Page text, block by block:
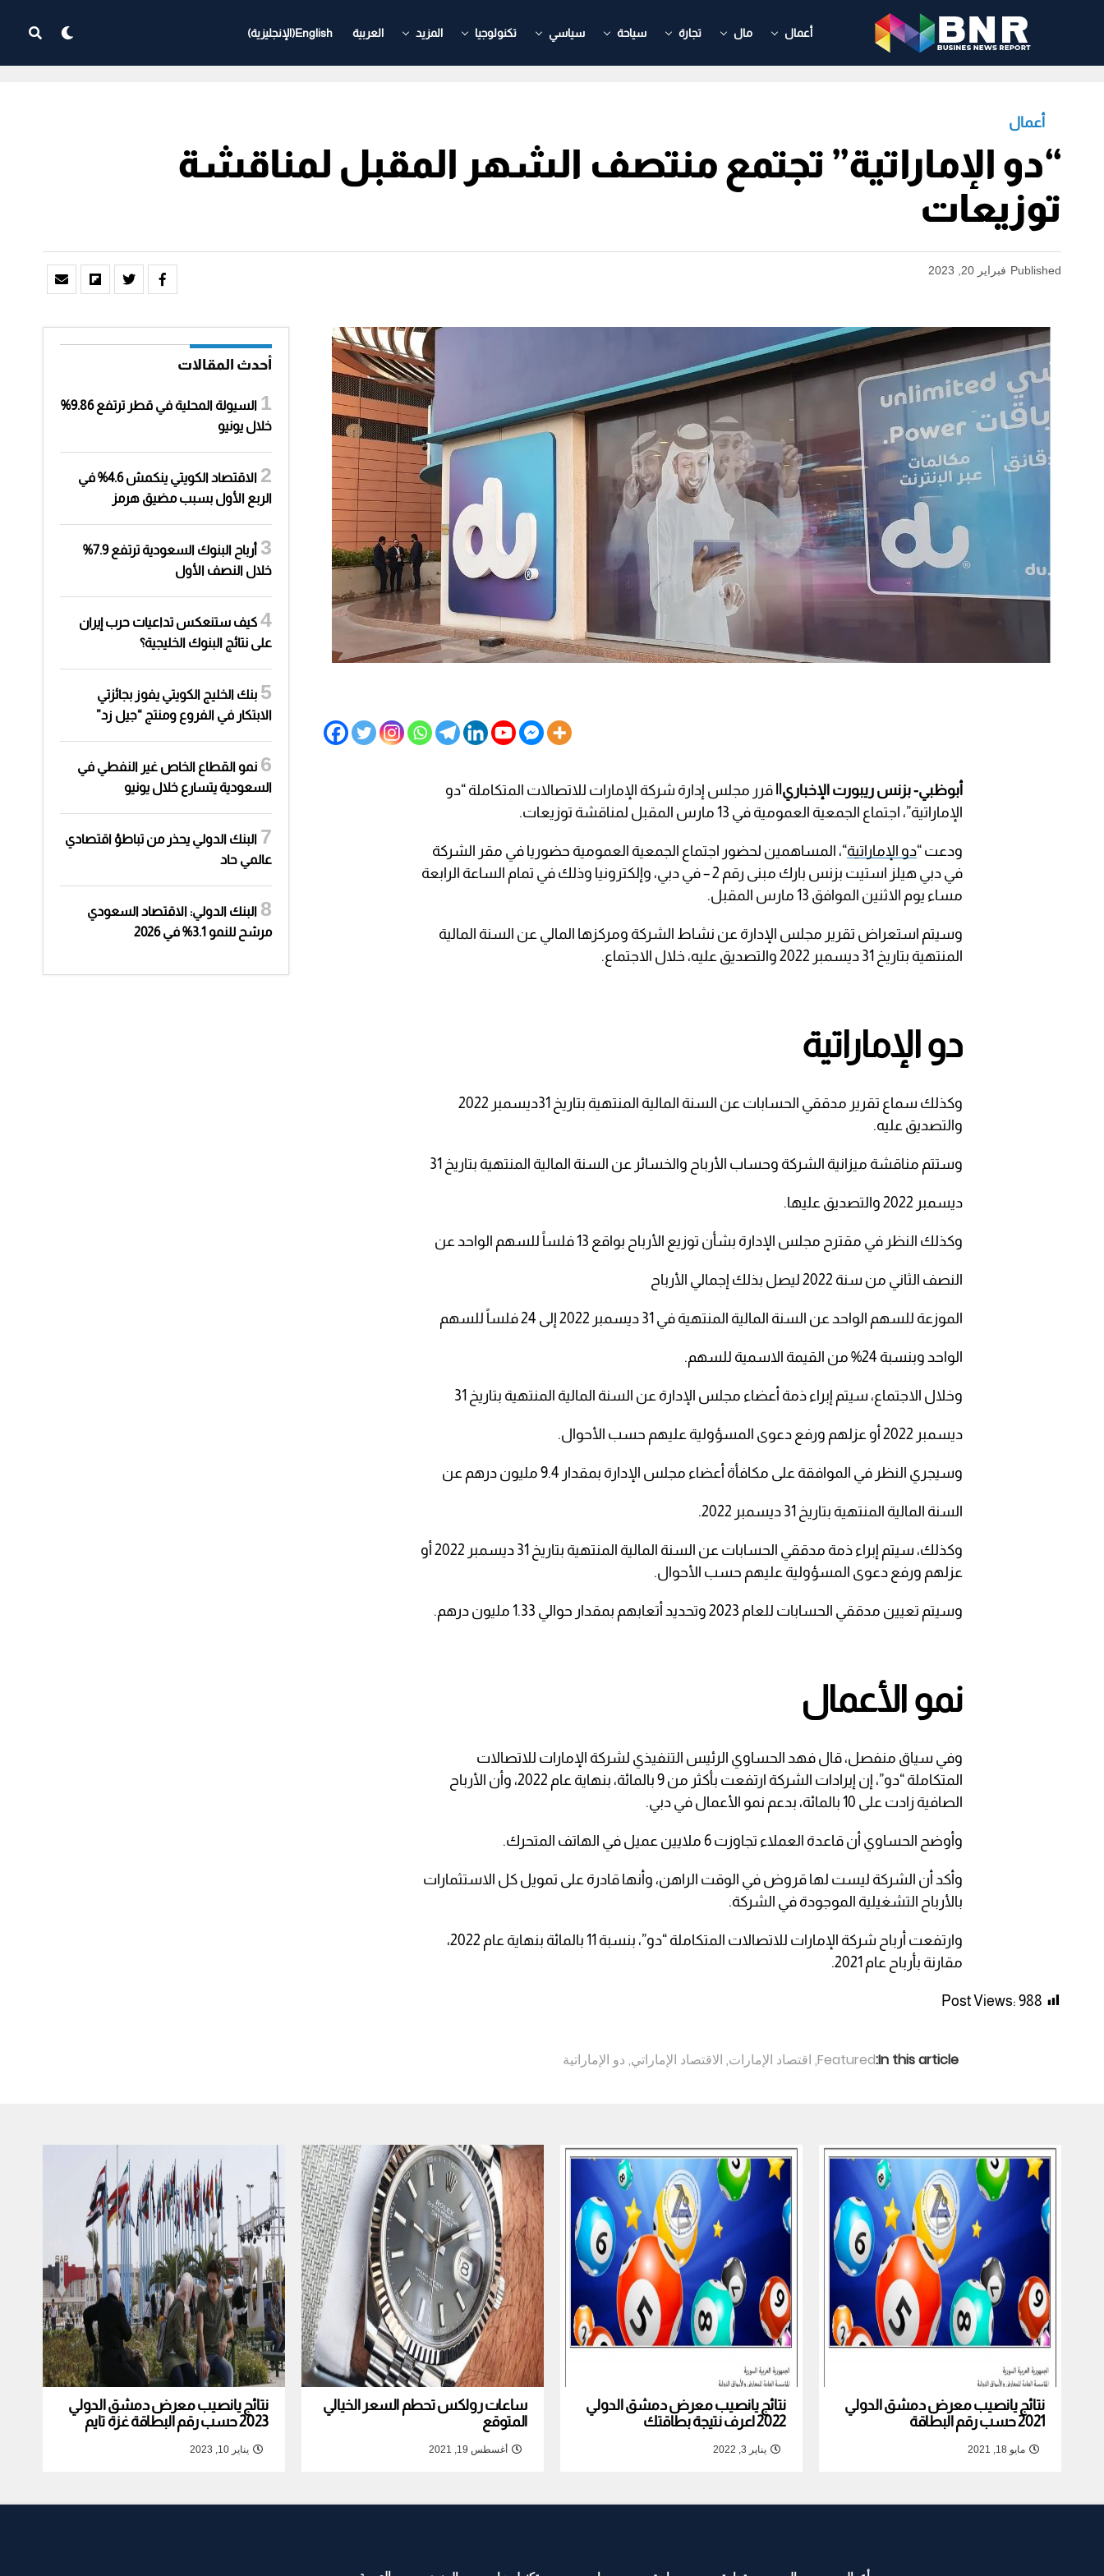
أعمال مال تجارة سياحة سياسي تكنولوجيا المزيد العربية English
(الإنجليزية)
أعمال
“دو الإماراتية” تجتمع منتصف الشهر المقبل لمناقشة
توزيعات
Published فبراير 20, 2023
أبوظبي- بزنس ريبورت الإخباري|| قرر مجلس إدارة شركة الإمارات للاتصالات المتكاملة “دو
الإماراتية”، اجتماع الجمعية العمومية في 13 مارس المقبل لمناقشة توزيعات.
ودعت “دو الإماراتية“، المساهمين لحضور اجتماع الجمعية العمومية حضوريا في مقر الشركة
في دبي هيلز استيت بزنس بارك مبنى رقم 2 – في دبي، وإلكترونيا وذلك في تمام الساعة الرابعة
مساء يوم الاثنين الموافق 13 مارس المقبل.
وسيتم استعراض تقرير مجلس الإدارة عن نشاط الشركة ومركزها المالي عن السنة المالية
المنتهية بتاريخ 31 ديسمبر 2022 والتصديق عليه، خلال الاجتماع.
دو الإماراتية
وكذلك سماع تقرير مدققي الحسابات عن السنة المالية المنتهية بتاريخ 31ديسمبر 2022
والتصديق عليه.
وستتم مناقشة ميزانية الشركة وحساب الأرباح والخسائر عن السنة المالية المنتهية بتاريخ 31
ديسمبر 2022 والتصديق عليها.
وكذلك النظر في مقترح مجلس الإدارة بشأن توزيع الأرباح بواقع 13 فلساً للسهم الواحد عن
النصف الثاني من سنة 2022 ليصل بذلك إجمالي الأرباح
الموزعة للسهم الواحد عن السنة المالية المنتهية في 31 ديسمبر 2022 إلى 24 فلساً للسهم
الواحد وبنسبة 24% من القيمة الاسمية للسهم.
وخلال الاجتماع، سيتم إبراء ذمة أعضاء مجلس الإدارة عن السنة المالية المنتهية بتاريخ 31
ديسمبر 2022 أو عزلهم ورفع دعوى المسؤولية عليهم حسب الأحوال.
وسيجري النظر في الموافقة على مكافأة أعضاء مجلس الإدارة بمقدار 9.4 مليون درهم عن
السنة المالية المنتهية بتاريخ 31 ديسمبر 2022.
وكذلك، سيتم إبراء ذمة مدققي الحسابات عن السنة المالية المنتهية بتاريخ 31 ديسمبر 2022 أو
عزلهم ورفع دعوى المسؤولية عليهم حسب الأحوال.
وسيتم تعيين مدققي الحسابات للعام 2023 وتحديد أتعابهم بمقدار حوالي 1.33 مليون درهم.
نمو الأعمال
وفي سياق منفصل، قال فهد الحساوي الرئيس التنفيذي لشركة الإمارات للاتصالات
المتكاملة “دو”، إن إيرادات الشركة ارتفعت بأكثر من 9 بالمائة، بنهاية عام 2022، وأن الأرباح
الصافية زادت على 10 بالمائة، بدعم نمو الأعمال في دبي.
وأوضح الحساوي أن قاعدة العملاء تجاوزت 6 ملايين عميل في الهاتف المتحرك.
وأكد أن الشركة ليست لها قروض في الوقت الراهن، وأنها قادرة على تمويل كل الاستثمارات
بالأرباح التشغيلية الموجودة في الشركة.
وارتفعت أرباح شركة الإمارات للاتصالات المتكاملة “دو”، بنسبة 11 بالمائة بنهاية عام 2022،
مقارنة بأرباح عام 2021.
Post Views: 988
In this article:
Featured
, اقتصاد الإمارات, الاقتصاد الإماراتي, دو الإماراتية
أحدث المقالات
السيولة المحلية في قطر ترتفع 9.86%
خلال يونيو
الاقتصاد الكويتي ينكمش 4.6% في
الربع الأول بسبب مضيق هرمز
أرباح البنوك السعودية ترتفع 7.9%
خلال النصف الأول
كيف ستنعكس تداعيات حرب إيران
على نتائج البنوك الخليجية؟
بنك الخليج الكويتي يفوز بجائزتي
الابتكار في الفروع ومنتج “جيل زد”
نمو القطاع الخاص غير النفطي في
السعودية يتسارع خلال يونيو
البنك الدولي يحذر من تباطؤ اقتصادي
عالمي حاد
البنك الدولي: الاقتصاد السعودي
مرشح للنمو 3.1% في 2026
نتائج يانصيب معرض دمشق الدولي
2021 حسب رقم البطاقة
مايو 18, 2021
نتائج يانصيب معرض دمشق الدولي
2022 اعرف نتيجة بطاقتك
يناير 3, 2022
ساعات رولكس تحطم السعر الخيالي
المتوقع
أغسطس 19, 2021
نتائج يانصيب معرض دمشق الدولي
2023 حسب رقم البطاقة غزة تايم
يناير 10, 2023